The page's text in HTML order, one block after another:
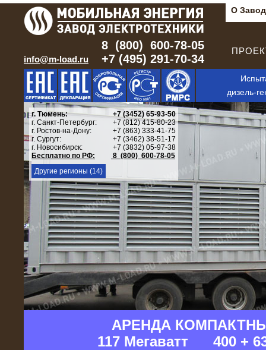
О
info@m-load.ru
8 (800) 600-78-05
+7 (495) 291-70-34
дизель-
г. Тюмень:
+7 (3452) 65-93-50
г. Санкт-Петербург:
+7 (812) 415-80-23
г. Ростов-на-Дону:
+7 (863) 333-41-75
г. Сургут:
+7 (3462) 38-51-17
г. Новосибирск:
+7 (3832) 05-97-38
Бесплатно по РФ:
8 (800) 600-78-05
Другие регионы (14)
АРЕНДА
117 Мегаватт 400 +